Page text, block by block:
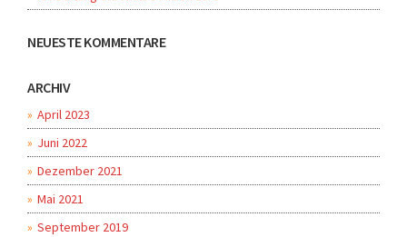
NEUESTE KOMMENTARE
ARCHIV
April 2023
Juni 2022
Dezember 2021
Mai 2021
September 2019